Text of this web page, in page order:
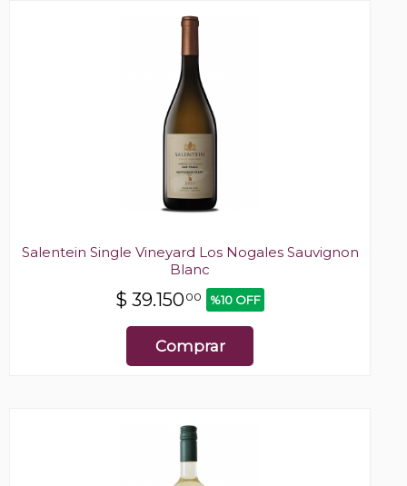
Salentein Single Vineyard Los Nogales Sauvignon
Blanc
$ 39.15000 %10 OFF
Comprar